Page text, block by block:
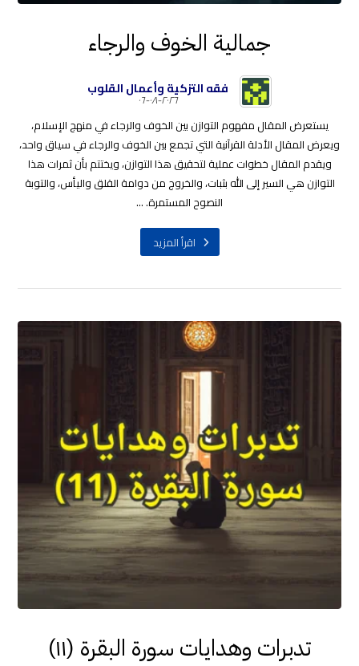
جمالية الخوف والرجاء
فقه التزكية وأعمال القلوب
٢٠٢٦-٠٨-٠٦
يستعرض المقال مفهوم التوازن بين الخوف والرجاء في منهج الإسلام،
ويعرض المقال الأدلة القرآنية التي تجمع بين الخوف والرجاء في سياق واحد،
ويقدم المقال خطوات عملية لتحقيق هذا التوازن، ويختتم بأن ثمرات هذا
التوازن هي السير إلى الله بثبات، والخروج من دوامة القلق واليأس، والتوبة
النصوح المستمرة. ...
اقرأ المزيد
تدبرات وهدايات سورة البقرة (١١)